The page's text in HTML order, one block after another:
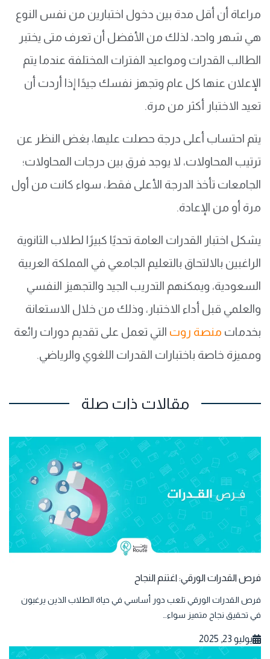
مراعاة أن أقل مدة بين دخول اختبارين من نفس النوع
هي شهر واحد، لذلك من الأفضل أن تعرف متى يختبر
الطالب القدرات ومواعيد الفترات المختلفة عندما يتم
الإعلان عنها كل عام وتجهز نفسك جيدًا إذا أردت أن
تعيد الاختبار أكثر من مرة.
يتم احتساب أعلى درجة حصلت عليها، بغض النظر عن
ترتيب المحاولات، لا يوجد فرق بين درجات المحاولات؛
الجامعات تأخذ الدرجة الأعلى فقط، سواء كانت من أول
مرة أو من الإعادة.
يشكل اختبار القدرات العامة تحديًا كبيرًا لطلاب الثانوية
الراغبين بالالتحاق بالتعليم الجامعي في المملكة العربية
السعودية، ويمكنهم التدريب الجيد والتجهيز النفسي
والعلمي قبل أداء الاختبار، وذلك من خلال الاستعانة
بخدمات منصة روت التي تعمل على تقديم دورات رائعة
ومميزة خاصة باختبارات القدرات اللغوي والرياضي.
مقالات ذات صلة
فرص القدرات الورقي: اغتنم النجاح
فرص القدرات الورقي تلعب دور أساسي في حياة الطلاب الذين يرغبون
في تحقيق نجاح متميز سواء…
يوليو 23, 2025